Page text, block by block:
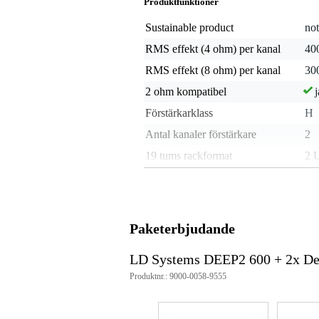
Sustainable product
RMS effekt (4 ohm) per kanal
RMS effekt (8 ohm) per kanal
2 ohm kompatibel
Förstärkarklass
H
Antal kanaler förstärkare
2
19 tums rackformat
2
Kylning
Inbyggda skydd
Paketerbjudande
LD Systems DEEP2 600 + 2x
Produktnr.: 9000-0058-9555